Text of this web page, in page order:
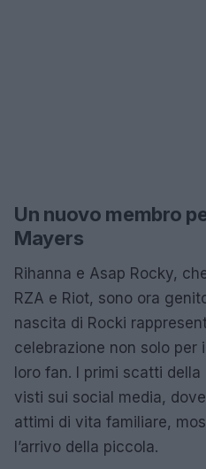
Un nuovo membro
Mayers
Rihanna e Asap Rocky,
RZA e Riot, sono ora
nascita di Rocki
celebrazione non solo per
loro fan. I primi scatti
visti sui social media,
attimi di vita familiare,
l’arrivo della piccola.